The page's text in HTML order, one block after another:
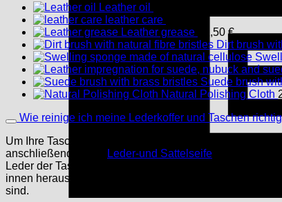
Leather oil
leather care
Leather grease
21,50€
Dirt brush
Suede brush
Natural Polishing Cloth
Wie reinige ich meine Lederkoffer und Taschen
Um Ihre Taschen und Koffer aus Leder bis in die Tiefe
anschließend etwas
Leder-und Sattelseife auf einen
Leder der Tasche oder des Koffers und massieren ihn
innen heraus. Der Schaum muss danach wieder
sind.